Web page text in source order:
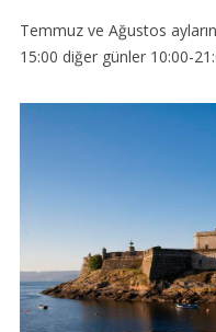
Temmuz ve Ağustos
15:00 diğer günler 10:00-